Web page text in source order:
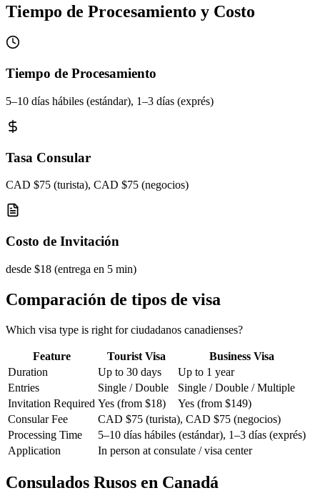
Tiempo de Procesamiento y Costo
Tiempo de Procesamiento
5–10 días hábiles (estándar), 1–3 días (exprés)
Tasa Consular
CAD $75 (turista), CAD $75 (negocios)
Costo de Invitación
desde $18 (entrega en 5 min)
Comparación de tipos de visa
Which visa type is right for ciudadanos canadienses?
Feature Tourist Visa
Business Visa
Duration
Up to 30 days
Up to 1 year
Entries
Single / Double
Single / Double / Multiple
Invitation Required Yes (from $18)
Yes (from $149)
Consular Fee
CAD $75 (turista), CAD $75 (negocios)
Processing Time
5–10 días hábiles (estándar), 1–3 días (exprés)
Application
In person at consulate / visa center
Consulados Rusos en Canadá